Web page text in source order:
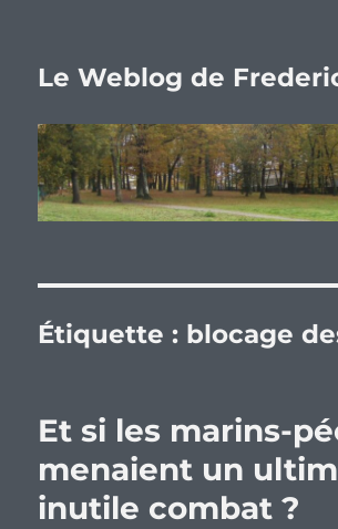
Le Weblog de
Étiquette : blocage
Et si les marins-
menaient un
inutile combat ?